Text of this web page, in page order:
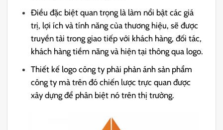
Điều đặc biệt quan trọng là làm nổi bật các giá
trị, lợi ích và tính năng của thương hiệu, sẽ được
truyền tải trong giao tiếp với khách hàng, đối tác,
khách hàng tiềm năng và hiện tại thông qua logo.
Thiết kế logo công ty phải phản ánh sản phẩm
công ty mà trên đó chiến lược trực quan được
xây dựng để phân biệt nó trên thị trường.